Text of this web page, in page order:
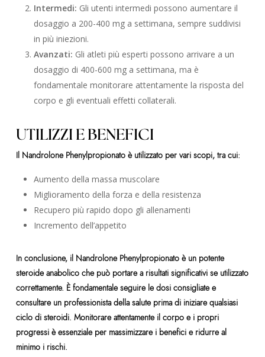
Intermedi: Gli utenti intermedi possono aumentare il
dosaggio a 200-400 mg a settimana, sempre suddivisi
in più iniezioni.
Avanzati: Gli atleti più esperti possono arrivare a un
dosaggio di 400-600 mg a settimana, ma è
fondamentale monitorare attentamente la risposta del
corpo e gli eventuali effetti collaterali.
UTILIZZI E BENEFICI
Il Nandrolone Phenylpropionato è utilizzato per vari scopi, tra cui:
Aumento della massa muscolare
Miglioramento della forza e della resistenza
Recupero più rapido dopo gli allenamenti
Incremento dell’appetito
In conclusione, il Nandrolone Phenylpropionato è un potente
steroide anabolico che può portare a risultati significativi se utilizzato
correttamente. È fondamentale seguire le dosi consigliate e
consultare un professionista della salute prima di iniziare qualsiasi
ciclo di steroidi. Monitorare attentamente il corpo e i propri
progressi è essenziale per massimizzare i benefici e ridurre al
minimo i rischi.